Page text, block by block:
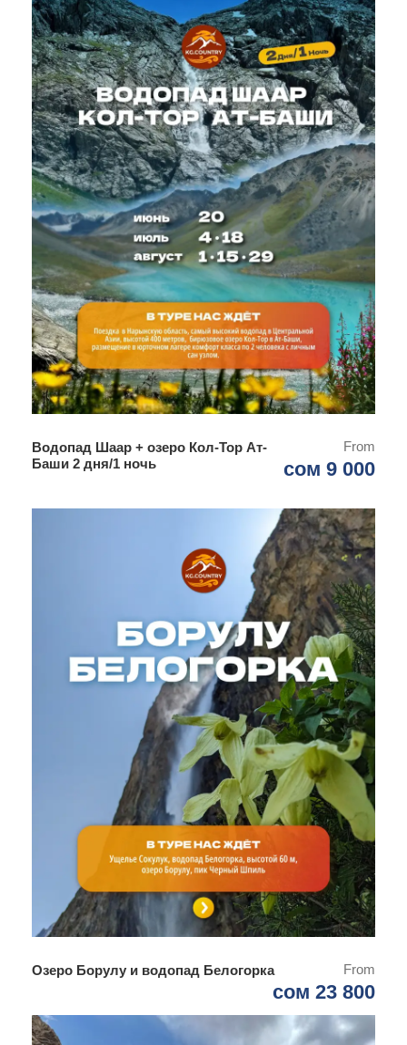
08:30— Проедем перевал Тоо-Ашуу и
легендарныйо тоннель им. Кольбаева (2,5 км).
10:00— Пересекаем живописную
Суусамырскую долину.
13:00— Обед-пикник в Таласской долине (еду
берем с собой).
14:00— Экскурсия по историческому
комплексу «Манас Ордо».
15:30— Фотосессия на панораме Таласской
долины.
17:00
— Поездка на Кировское водохранилище:
осмотр плотины и гигантской головы Ленина.
19:00— Ужин в городе Талас.
21:00
— Заселение в гостевой дом, отдых.
День 2 Магия заповедника Беш-Таш
08:00— Завтрак в гостевом доме.
09:00—-Выезд в национальный заповедник
11:00-16:00— Трекинг к горным озерам, отдых
— Ужин в Таласе.
— Свободное время и отдых в гостевом
День 3 Дорога домой и фотостопы
— Завтрак, выселение.
— Выезд в сторону Бишкека.
— Обед в колоритном придорожном
— Обратный путь с красивыми
фотостопами в пути.
— Прибытие в Бишкек.
Галерея
Водопад Шаар + озеро Кол-Тор Ат-
Баши 2 дня/1 ночь
From
сом 9 000
Озеро Борулу и водопад Белогорка From
сом 23 800